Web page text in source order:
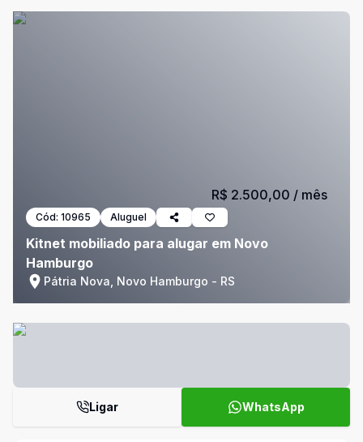
Cód: 10965 Aluguel
Kitnet mobiliado para alugar em Novo
Hamburgo
Pátria Nova, Novo Hamburgo - RS
R$ 2.500,00 / mês
Ligar WhatsApp